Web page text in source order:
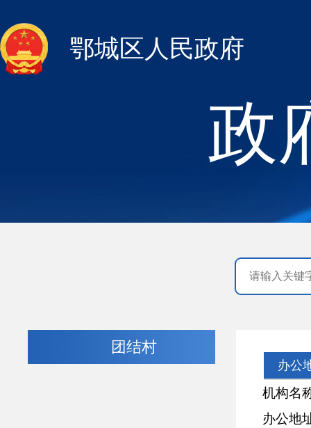
政
鄂城区人民政府
团结村
办公
机构名称
办公地址